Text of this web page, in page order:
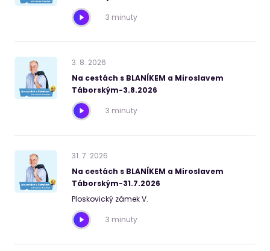
3 minuty
3. 8. 2026
Na cestách s BLANÍKEM a Miroslavem
Táborským-3.8.2026
3 minuty
31. 7. 2026
Na cestách s BLANÍKEM a Miroslavem
Táborským-31.7.2026
Ploskovický zámek V.
3 minuty